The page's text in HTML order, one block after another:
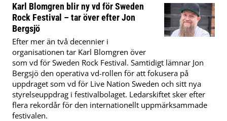
Karl Blomgren blir ny vd för Sweden
Rock Festival – tar över efter Jon
Bergsjö
Efter mer än två decennier i
organisationen tar Karl Blomgren över
som vd för Sweden Rock Festival. Samtidigt lämnar Jon
Bergsjö den operativa vd-rollen för att fokusera på
uppdraget som vd för Live Nation Sweden och sitt nya
styrelseuppdrag i festivalbolaget. Ledarskiftet sker efter
flera rekordår för den internationellt uppmärksammade
festivalen.